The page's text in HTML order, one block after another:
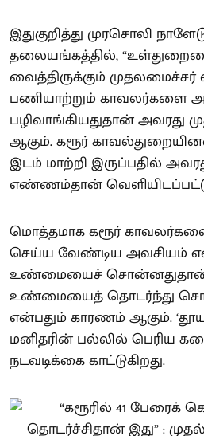
இதுகுறித்து முரசொலி
தலையங்கத்தில்,
வைத்திருக்கும்
பணியாற்றும் காவலர்களை
பழிவாங்கியதுதான் அவரது
ஆகும். கரூர்
இடம் மாற்றி இருப்பதில்
எண்ணம்தான்
மொத்தமாக கரூர்
செய்ய வேண்டிய அவசியம்
உண்மையைச் சொன்னதுதான்
உண்மையைத் தொடர்ந்து
என்பதும் காரணம் ஆகும். ‘தூய
மனிதரின் பல்லில் பெரிய
நடவடிக்கை காட்டுகிறது.